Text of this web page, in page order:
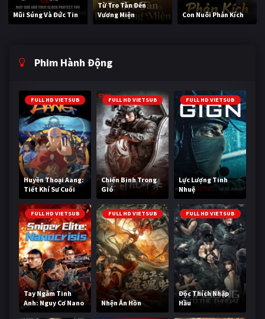
Mũi Súng Và Đức Tin
Từ Tro Tàn Đến
Vương Miện
Con Nuôi Phản Kích
Phim Hành Động
FULL HD VIETSUB
Huyền Thoại Aang:
Tiết Khí Sư Cuối
Cùng
FULL HD VIETSUB
Chiến Binh Trong
Gió
FULL HD VIETSUB
Lực Lượng Tinh
Nhuệ
FULL HD VIETSUB
Tay Ngắm Tinh
Anh: Nguy Cơ Nano
FULL HD VIETSUB
Nhện Ăn Hồn
FULL HD VIETSUB
Độc Thích Nhập
Hầu